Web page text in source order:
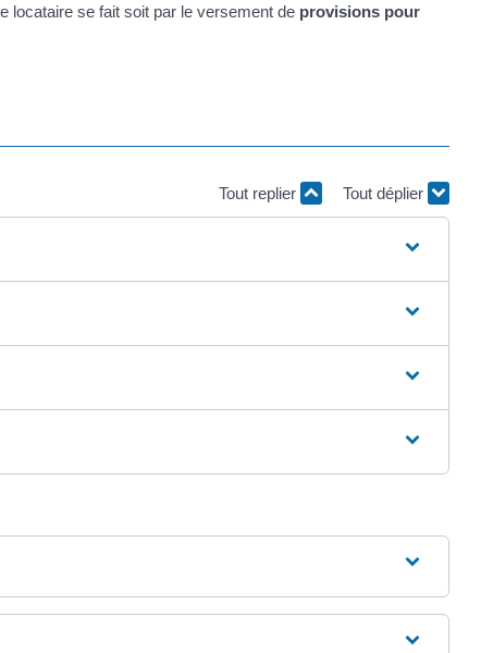
locataire se fait soit par le versement de provisions pour
Tout replier Tout déplier